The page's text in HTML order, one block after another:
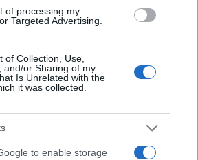
of processing my
Targeted Advertising.
of Collection, Use,
and/or Sharing of my
Is Unrelated with the
it was collected.
to enable storage
συλλογικών αποφάσεων
παραβίαση αξιών και αρχών
ΔΙΑΦΗΜΙΣΗ